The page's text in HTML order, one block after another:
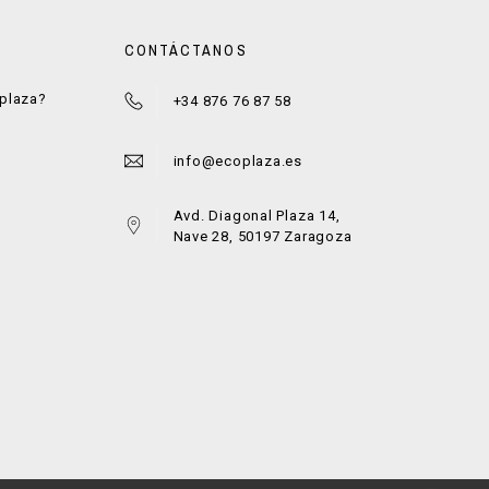
CONTÁCTANOS
+34 876 76 87 58
info@ecoplaza.es
Avd. Diagonal Plaza 14,
Nave 28, 50197 Zaragoza